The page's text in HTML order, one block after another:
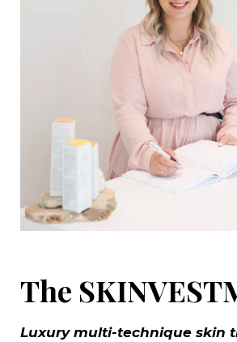
The
Luxury multi-technique skin